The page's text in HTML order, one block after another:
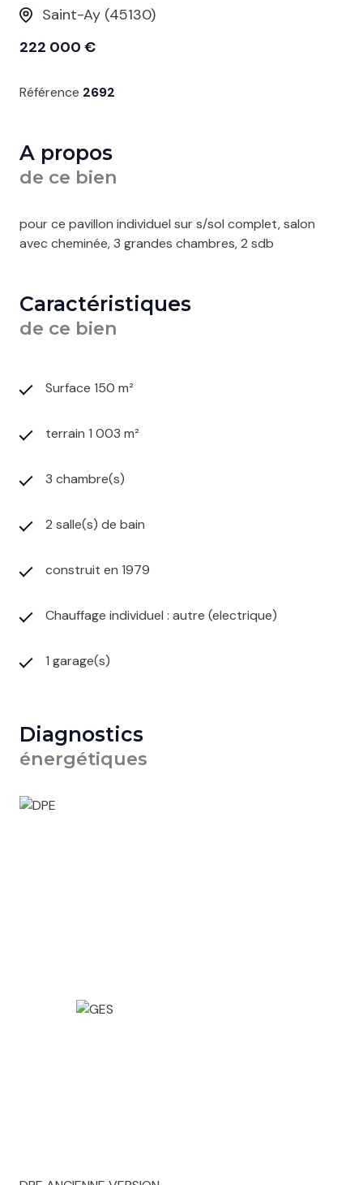
Saint-Ay (45130)
222 000 €
Référence 2692
A propos
de ce bien
pour ce pavillon individuel sur s/sol complet, salon
avec cheminée, 3 grandes chambres, 2 sdb
Caractéristiques
de ce bien
Surface 150 m²
terrain 1 003 m²
3 chambre(s)
2 salle(s) de bain
construit en 1979
Chauffage individuel : autre (electrique)
1 garage(s)
Diagnostics
énergétiques